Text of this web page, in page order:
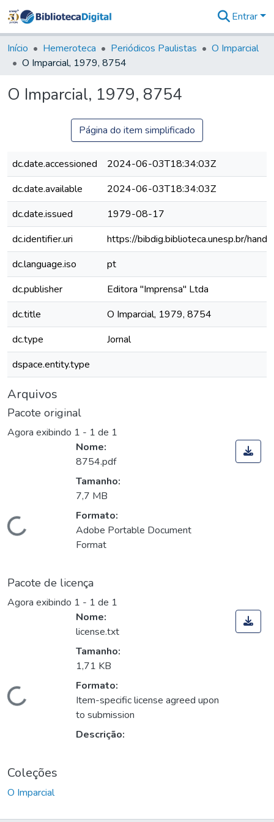
&
Coleções
Tudo na
Digital
Entrar
Início Hemeroteca Periódicos Paulistas
O Imparcial
O Imparcial, 1979, 8754
O Imparcial, 1979, 8754
Página do item simplificado
dc.date.accessioned
2024-06-03T18:34:03Z
dc.date.available
2024-06-03T18:34:03Z
dc.date.issued
1979-08-17
dc.identifier.uri
https://bibdig.biblioteca.unesp.br/
dc.language.iso
pt
dc.publisher
Editora "Imprensa" Ltda
dc.title
O Imparcial, 1979, 8754
dc.type
Jornal
dspace.entity.type
Arquivos
Pacote original
Agora exibindo 1 - 1 de 1
Carregando...
Nome:
8754.pdf
Tamanho:
7,7 MB
Formato:
Adobe Portable Document
Format
Pacote de licença
Agora exibindo 1 - 1 de 1
Carregando...
Nome:
license.txt
Tamanho:
1,71 KB
Formato:
Item-specific license agreed upon
to submission
Descrição:
Coleções
O Imparcial